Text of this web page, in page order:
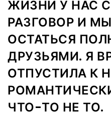
ЖИЗНИ У НАС
РАЗГОВОР И
ОСТАТЬСЯ
ДРУЗЬЯМИ. Я
ОТПУСТИЛА К
ЧТО-ТО НЕ ТО.